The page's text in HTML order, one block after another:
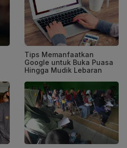
Tips Memanfaatkan
Google untuk Buka Puasa
Hingga Mudik Lebaran